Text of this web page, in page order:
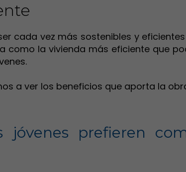
cada vez más sostenibles y
como la vivienda más eficiente que
a ver los beneficios que aporta la
jóvenes prefieren